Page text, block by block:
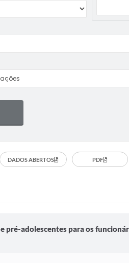
DADOS ABERTOS PDF
adolescentes para os